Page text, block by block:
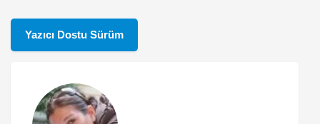
Yazıcı Dostu Sürüm